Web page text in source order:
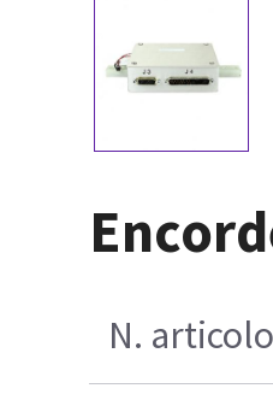
N. articolo